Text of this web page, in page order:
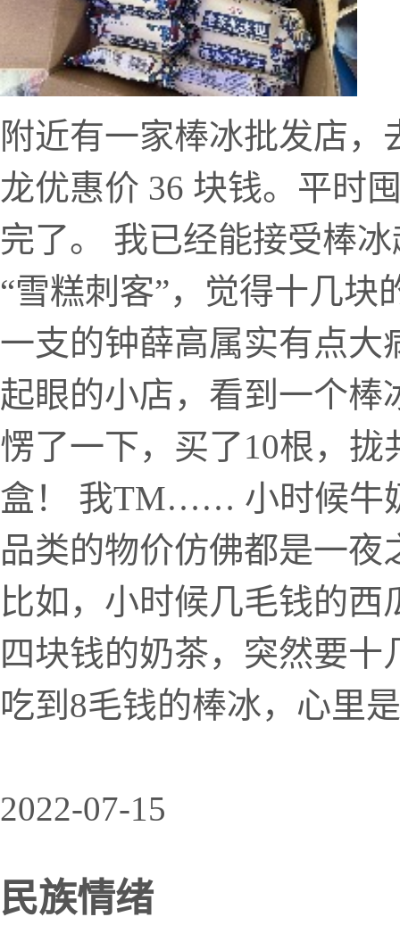
附近有一家棒冰批发店
龙优惠价 36 块钱。平时
完了。 我已经能接受棒
“雪糕刺客”，觉得十几块
一支的钟薛高属实有点大
起眼的小店，看到一个棒
愣了一下，买了10根，
盒！ 我TM…… 小时候牛
品类的物价仿佛都是一
比如，小时候几毛钱的
四块钱的奶茶，突然要
吃到8毛钱的棒冰，心里
2022-07-15
民族情绪